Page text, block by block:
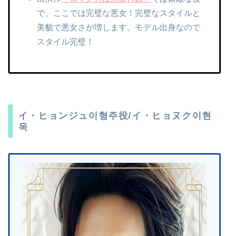
で、ここでは完璧な悪女！完璧なスタイルと
美貌で悪女さが増します。 モデル出身なので
スタイル完璧！
イ・ヒョンジュ이형주役/イ・ヒョヌク이현
욱